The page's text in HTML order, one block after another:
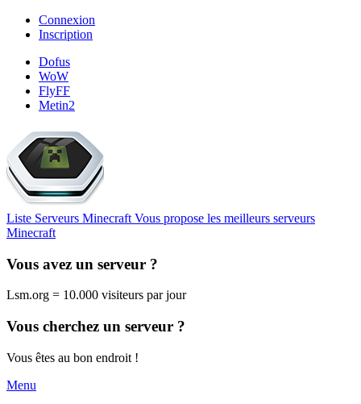
Connexion
Inscription
Dofus
WoW
FlyFF
Metin2
Liste Serveurs Minecraft Vous propose les meilleurs serveurs
Minecraft
Vous avez un serveur ?
Lsm.org = 10.000 visiteurs par jour
Vous cherchez un serveur ?
Vous êtes au bon endroit !
Menu